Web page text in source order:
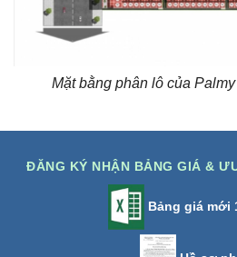
Mặt bằng phân lô của
ĐĂNG KÝ NHẬN BẢNG GIÁ &
Bảng giá mới